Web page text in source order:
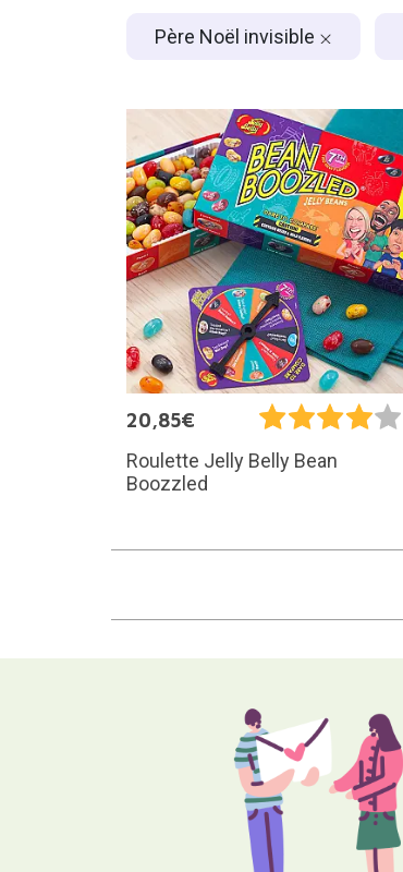
Père Noël invisible
20,85€
Roulette Jelly Belly Bean
Boozzled